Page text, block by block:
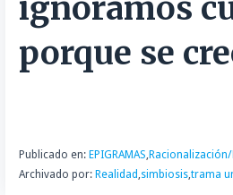
i
r
ignoramos
porque se
Publicado en: EPIGRAMAS,
Archivado por: Realidad ,simbiosis,trama